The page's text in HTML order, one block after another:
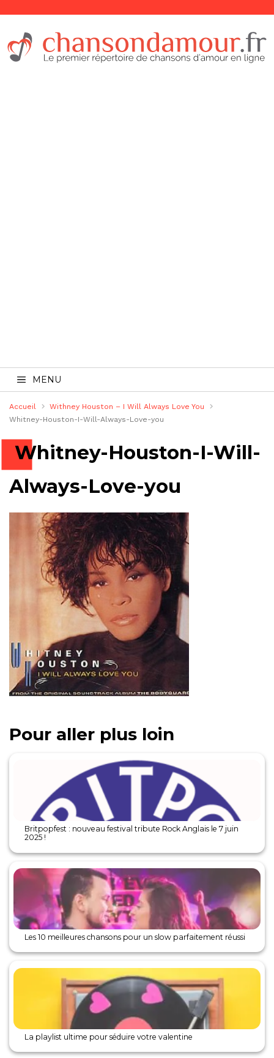
MENU
Accueil
Withney Houston – I Will Always Love You
Whitney-Houston-I-Will-Always-Love-you
Whitney-Houston-I-Will-
Always-Love-you
Pour aller plus loin
Britpopfest : nouveau festival tribute Rock Anglais le 7 juin
2025 !
Les 10 meilleures chansons pour un slow parfaitement réussi
La playlist ultime pour séduire votre valentine